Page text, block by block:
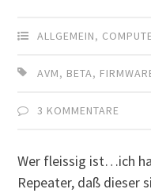
ALLGEMEIN,
AVM, BETA,
3 KOMMENTARE
Wer fleissig ist…ich
Repeater, daß dieser